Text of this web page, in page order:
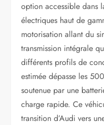
option accessible dans
électriques haut de
motorisation allant du
transmission intégrale
différents profils de
estimée dépasse les
soutenue par une
charge rapide. Ce
transition d’Audi vers